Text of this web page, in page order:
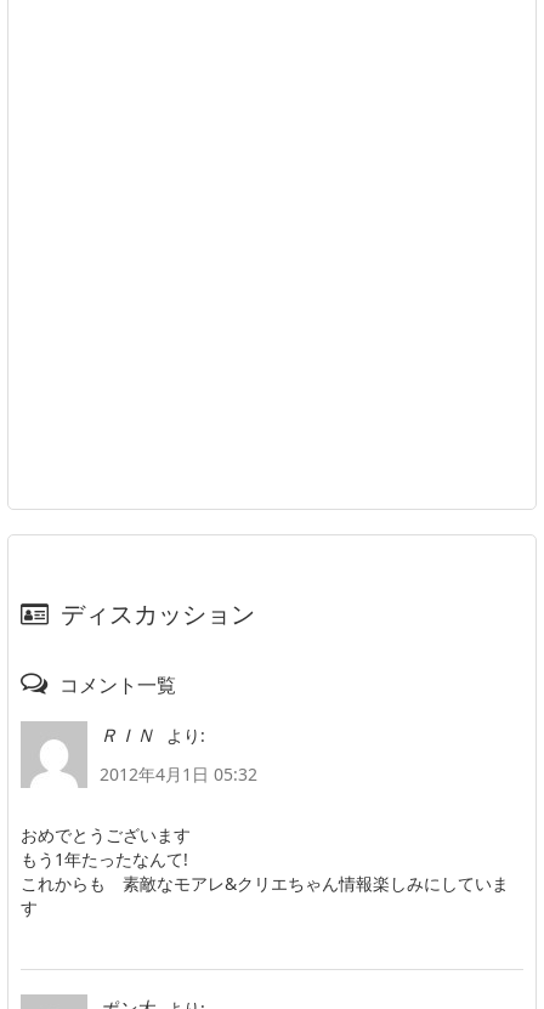
ディスカッション
コメント一覧
ＲＩＮ
より:
2012年4月1日 05:32
おめでとうございます
もう1年たったなんて!
これからも 素敵なモアレ&クリエちゃん情報楽しみにしていま
す